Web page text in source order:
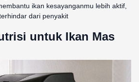
ikan kesayanganmu lebih aktif,
dari penyakit
untuk Ikan Mas